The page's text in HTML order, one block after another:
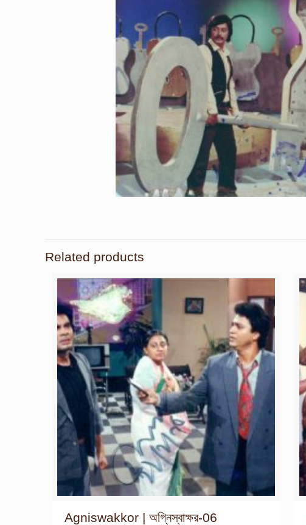
Related products
Agniswakkor | অগ্নিস্বাক্ষর-06